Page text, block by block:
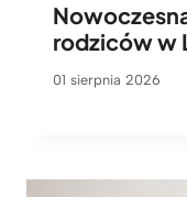
rodziców w
01 sierpnia 2026